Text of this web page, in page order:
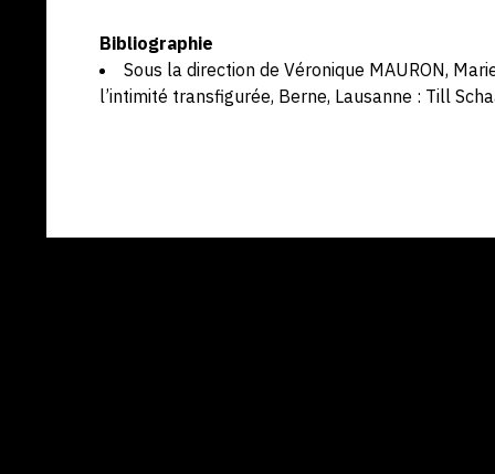
Bibliographie
Sous la direction de Véronique MAURON,
l’intimité transfigurée, Berne, Lausanne : Till